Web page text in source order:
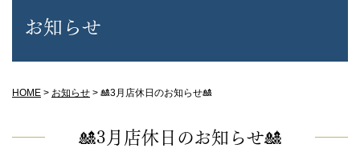
お知らせ
HOME > お知らせ > 🎎3月店休日のお知らせ🎎
🎎3月店休日のお知らせ🎎